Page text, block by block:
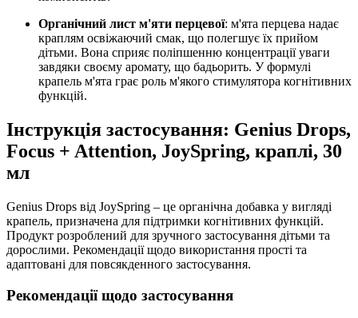
Органічний лист м'яти перцевої: м'ята перцева надає
краплям освіжаючий смак, що полегшує їх прийом
дітьми. Вона сприяє поліпшенню концентрації уваги
завдяки своєму аромату, що бадьорить. У формулі
крапель м'ята грає роль м'якого стимулятора когнітивних
функцій.
Інструкція застосування: Genius Drops,
Focus + Attention, JoySpring, краплі, 30
мл
Genius Drops від JoySpring – це органічна добавка у вигляді
крапель, призначена для підтримки когнітивних функцій.
Продукт розроблений для зручного застосування дітьми та
дорослими. Рекомендації щодо використання прості та
адаптовані для повсякденного застосування.
Рекомендації щодо застосування